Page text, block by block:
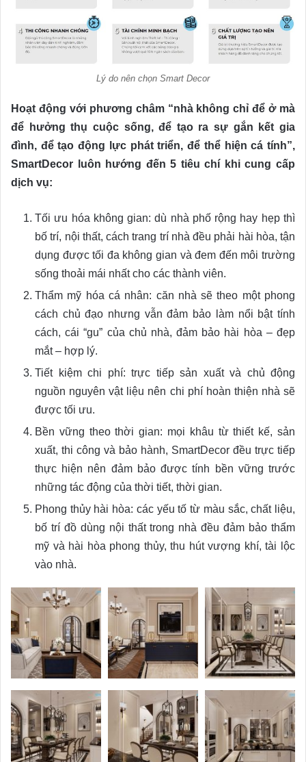
Lý do nên chọn Smart Decor
Hoạt động với phương châm “nhà không chỉ để ở mà
để hưởng thụ cuộc sống, để tạo ra sự gắn kết gia
đình, để tạo động lực phát triển, để thể hiện cá tính”,
SmartDecor luôn hướng đến 5 tiêu chí khi cung cấp
dịch vụ:
Tối ưu hóa không gian: dù nhà phố rộng hay hẹp thì
bố trí, nội thất, cách trang trí nhà đều phải hài hòa, tận
dụng được tối đa không gian và đem đến môi trường
sống thoải mái nhất cho các thành viên.
Thẩm mỹ hóa cá nhân: căn nhà sẽ theo một phong
cách chủ đạo nhưng vẫn đảm bảo làm nổi bật tính
cách, cái “gu” của chủ nhà, đảm bảo hài hòa – đẹp
mắt – hợp lý.
Tiết kiệm chi phí: trực tiếp sản xuất và chủ động
nguồn nguyên vật liệu nên chi phí hoàn thiện nhà sẽ
được tối ưu.
Bền vững theo thời gian: mọi khâu từ thiết kế, sản
xuất, thi công và bảo hành, SmartDecor đều trực tiếp
thực hiện nên đảm bảo được tính bền vững trước
những tác động của thời tiết, thời gian.
Phong thủy hài hòa: các yếu tố từ màu sắc, chất liệu,
bố trí đồ dùng nội thất trong nhà đều đảm bảo thẩm
mỹ và hài hòa phong thủy, thu hút vượng khí, tài lộc
vào nhà.